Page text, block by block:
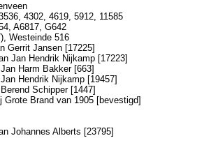
4302, 4619, 5912, 11585
A6817, G642
Westeinde 516
Gerrit Jansen [17225]
Jan Hendrik Nijkamp [17223]
Harm Bakker [663]
Hendrik Nijkamp [19457]
Schipper [1447]
Grote Brand van 1905 [bevestigd]
Johannes Alberts [23795]